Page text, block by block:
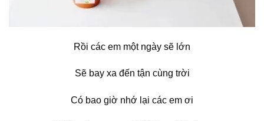
Rồi các em một ngày sẽ lớn
Sẽ bay xa đến tận cùng trời
Có bao giờ nhớ lại các em ơi